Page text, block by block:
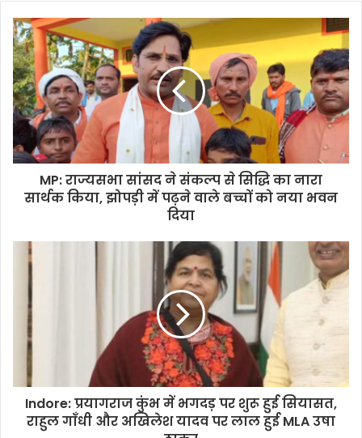
MP: राज्यसभा सांसद ने संकल्प से सिद्धि का नारा
सार्थक किया, झोपड़ी में पढ़ने वाले बच्चों को नया भवन
दिया
Indore: प्रयागराज कुंभ में भगदड़ पर शुरू हुई सियासत,
राहुल गाँधी और अखिलेश यादव पर लाल हुई MLA उषा